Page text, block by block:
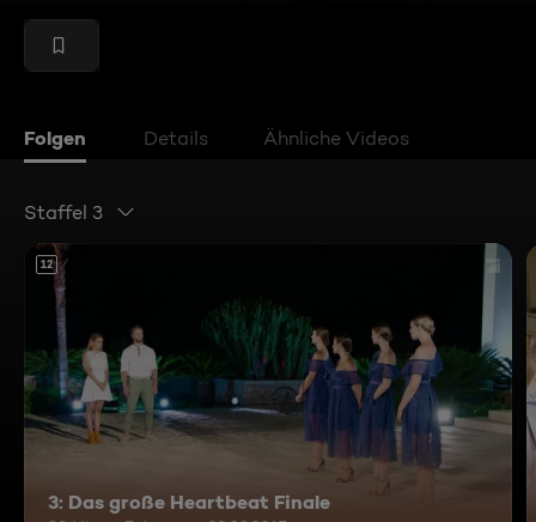
Folgen Details Ähnliche Videos
Staffel 3
12
3: Das große Heartbeat Finale